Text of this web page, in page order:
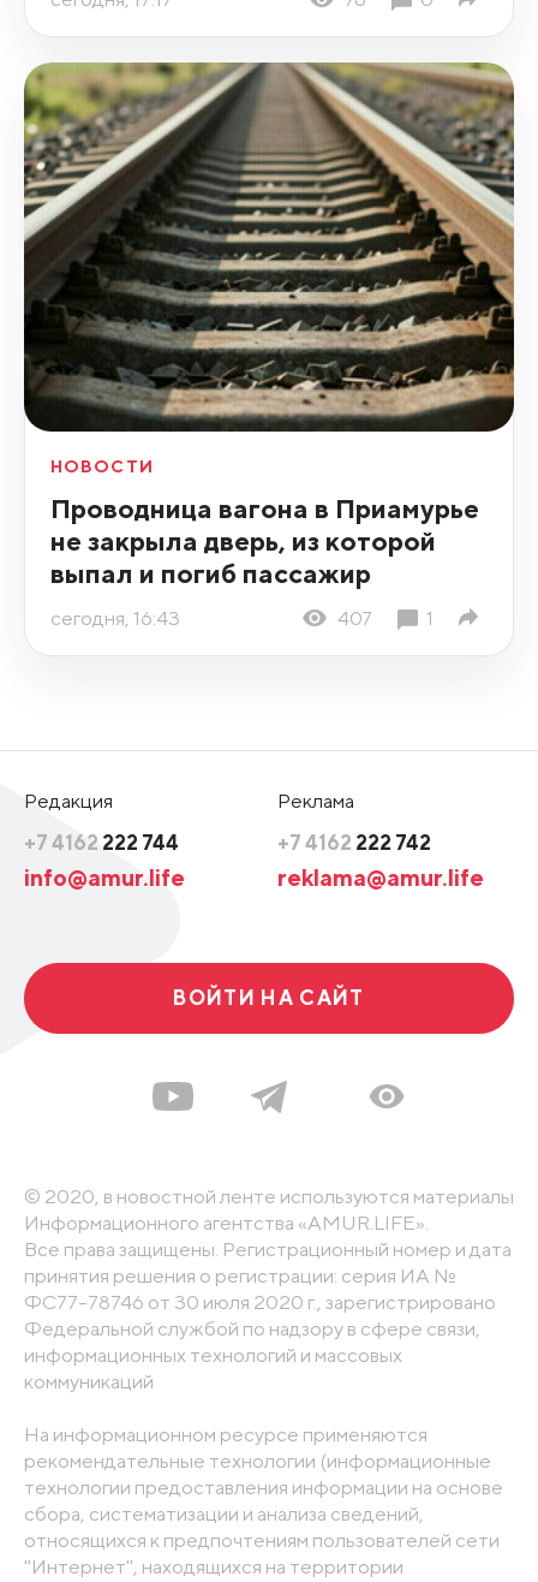
НОВОСТИ
Проводница вагона в Приамурье
не закрыла дверь, из которой
выпал и погиб пассажир
сегодня, 16:43 407 1
Редакция
+7 4162 222 744
info@amur.life
Реклама
+7 4162 222 742
reklama@amur.life
ВОЙТИ НА САЙТ
© 2020, в новостной ленте используются материалы
Информационного агентства «AMUR.LIFE».
Все права защищены. Регистрационный номер и дата
принятия решения о регистрации: серия ИА №
ФС77-78746 от 30 июля 2020 г., зарегистрировано
Федеральной службой по надзору в сфере связи,
информационных технологий и массовых
коммуникаций
На информационном ресурсе применяются
рекомендательные технологии (информационные
технологии предоставления информации на основе
сбора, систематизации и анализа сведений,
относящихся к предпочтениям пользователей сети
"Интернет", находящихся на территории